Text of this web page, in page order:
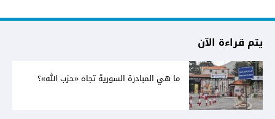
يتم قراءة الآن
ما هي المبادرة السورية تجاه «حزب الله»؟